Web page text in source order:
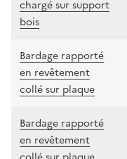
chargé sur support
bois
Bardage rapporté
en revêtement
collé sur plaque
Bardage rapporté
en revêtement